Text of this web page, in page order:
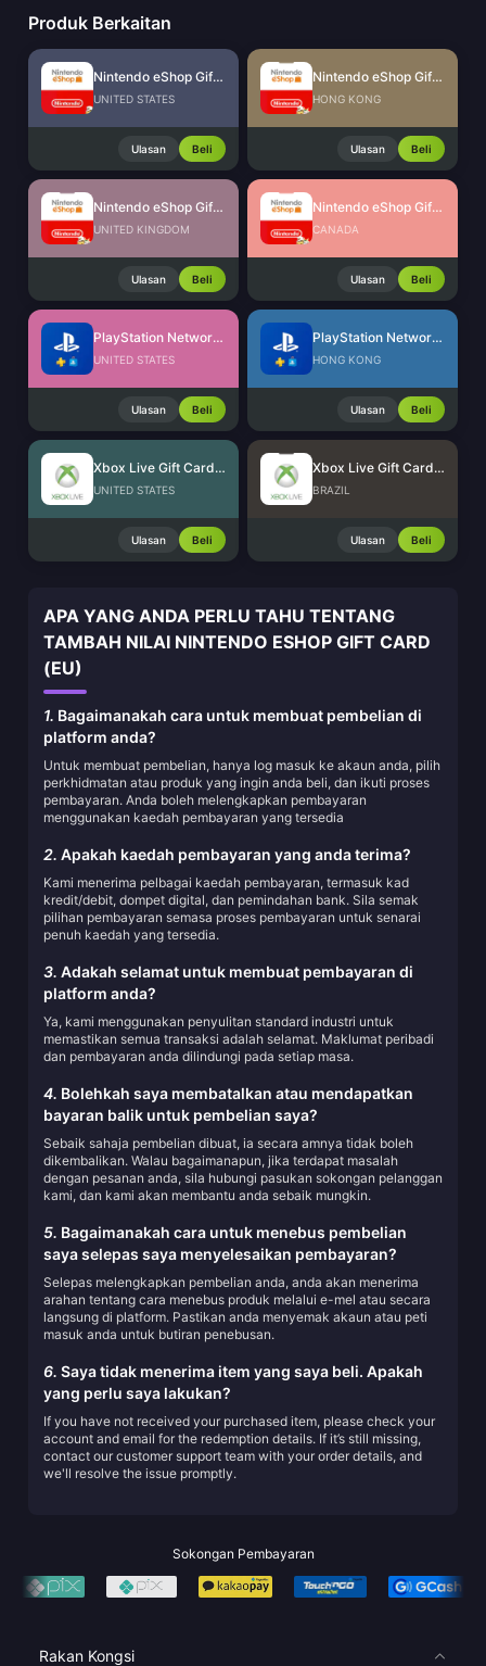
Produk Berkaitan
Nintendo eShop Gift Card (US)
UNITED STATES
Ulasan Beli
Nintendo eShop Gift Card (HK)
HONG KONG
Ulasan Beli
Nintendo eShop Gift Card (UK)
UNITED KINGDOM
Ulasan Beli
Nintendo eShop Gift Card (CA)
CANADA
Ulasan Beli
PlayStation Network Card (US)
UNITED STATES
Ulasan Beli
PlayStation Network Card (HK)
HONG KONG
Ulasan Beli
Xbox Live Gift Card (US)
UNITED STATES
Ulasan Beli
Xbox Live Gift Card (BR)
BRAZIL
Ulasan Beli
APA YANG ANDA PERLU TAHU TENTANG
TAMBAH NILAI NINTENDO ESHOP GIFT CARD
(EU)
1. Bagaimanakah cara untuk membuat pembelian di
platform anda?
Untuk membuat pembelian, hanya log masuk ke akaun anda, pilih
perkhidmatan atau produk yang ingin anda beli, dan ikuti proses
pembayaran. Anda boleh melengkapkan pembayaran
menggunakan kaedah pembayaran yang tersedia
2. Apakah kaedah pembayaran yang anda terima?
Kami menerima pelbagai kaedah pembayaran, termasuk kad
kredit/debit, dompet digital, dan pemindahan bank. Sila semak
pilihan pembayaran semasa proses pembayaran untuk senarai
penuh kaedah yang tersedia.
3. Adakah selamat untuk membuat pembayaran di
platform anda?
Ya, kami menggunakan penyulitan standard industri untuk
memastikan semua transaksi adalah selamat. Maklumat peribadi
dan pembayaran anda dilindungi pada setiap masa.
4. Bolehkah saya membatalkan atau mendapatkan
bayaran balik untuk pembelian saya?
Sebaik sahaja pembelian dibuat, ia secara amnya tidak boleh
dikembalikan. Walau bagaimanapun, jika terdapat masalah
dengan pesanan anda, sila hubungi pasukan sokongan pelanggan
kami, dan kami akan membantu anda sebaik mungkin.
5. Bagaimanakah cara untuk menebus pembelian
saya selepas saya menyelesaikan pembayaran?
Selepas melengkapkan pembelian anda, anda akan menerima
arahan tentang cara menebus produk melalui e-mel atau secara
langsung di platform. Pastikan anda menyemak akaun atau peti
masuk anda untuk butiran penebusan.
6. Saya tidak menerima item yang saya beli. Apakah
yang perlu saya lakukan?
If you have not received your purchased item, please check your
account and email for the redemption details. If it’s still missing,
contact our customer support team with your order details, and
we'll resolve the issue promptly.
Sokongan Pembayaran
Rakan Kongsi